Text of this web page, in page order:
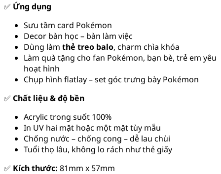
✅ Ứng dụng
Sưu tầm card Pokémon
Decor bàn học – bàn làm việc
Dùng làm thẻ treo balo, charm chìa khóa
Làm quà tặng cho fan Pokémon, bạn bè, trẻ em yêu
hoạt hình
Chụp hình flatlay – set góc trưng bày Pokémon
✅ Chất liệu & độ bền
Acrylic trong suốt 100%
In UV hai mặt hoặc một mặt tùy mẫu
Chống nước – chống cong – dễ lau chùi
Tuổi thọ lâu, không lo rách như thẻ giấy
✅ Kích thước: 81mm x 57mm